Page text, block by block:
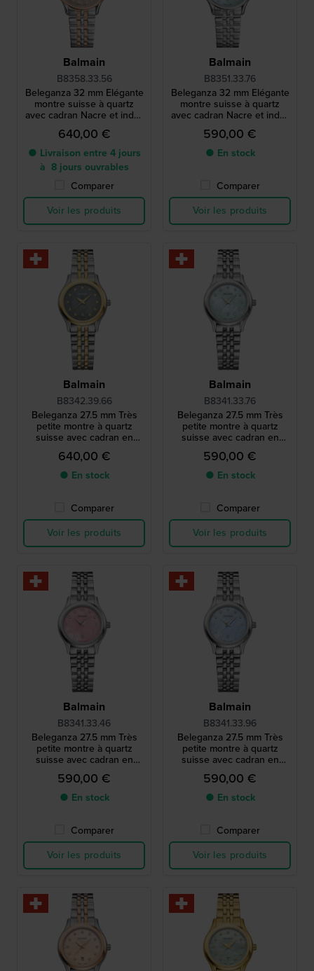
Balmain
B8358.33.56
Beleganza 32 mm Elégante
montre suisse à quartz
avec cadran Nacre et index
en diamants
640,00 €
● Livraison entre 4 jours
à 8 jours ouvrables
Comparer
Voir les produits
Balmain
B8351.33.76
Beleganza 32 mm Elégante
montre suisse à quartz
avec cadran Nacre et index
en diamants
590,00 €
● En stock
Comparer
Voir les produits
Balmain
B8342.39.66
Beleganza 27.5 mm Très
petite montre à quartz
suisse avec cadran en
nacre et index en diamants
640,00 €
● En stock
Comparer
Voir les produits
Balmain
B8341.33.76
Beleganza 27.5 mm Très
petite montre à quartz
suisse avec cadran en
nacre et index en diamants
590,00 €
● En stock
Comparer
Voir les produits
Balmain
B8341.33.46
Beleganza 27.5 mm Très
petite montre à quartz
suisse avec cadran en
nacre et index en diamants
590,00 €
● En stock
Comparer
Voir les produits
Balmain
B8341.33.96
Beleganza 27.5 mm Très
petite montre à quartz
suisse avec cadran en
nacre et index en diamants
590,00 €
● En stock
Comparer
Voir les produits